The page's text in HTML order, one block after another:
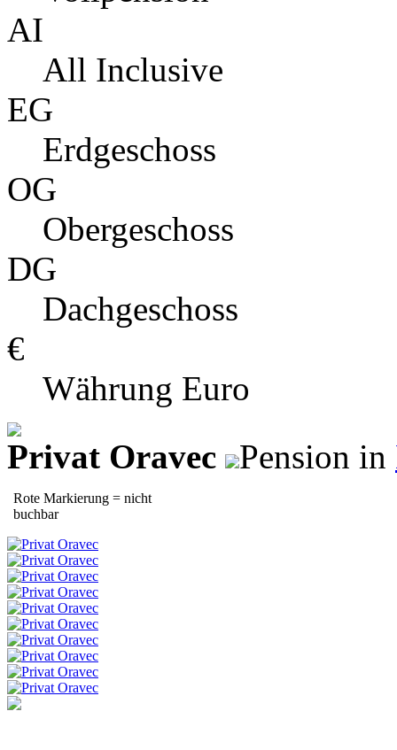
AI
All Inclusive
EG
Erdgeschoss
OG
Obergeschoss
DG
Dachgeschoss
€
Währung Euro
Privat Oravec
Pension in
Rote Markierung = nicht
buchbar